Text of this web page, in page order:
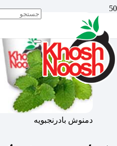
دمنوش بادرنجبویه